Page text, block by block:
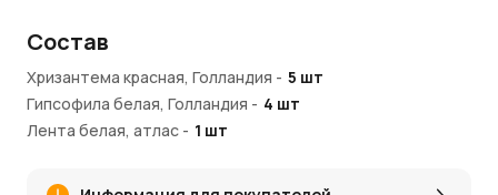
букет легкостью и воздушностью. Это соединение силы
и хрупкости, страсти и нежности, как яркая встреча
двух миров, которые не могут существовать друг без
друга. Букет "Рубиновый свет" — это как мгновение,
когда магия начинает оживать, превращая каждый
взгляд в историю, полную эмоций.
Преимущества букета
Состав
Хризантема красная, Голландия - 5 шт
Гипсофила белая, Голландия - 4 шт
Лента белая, атлас - 1 шт